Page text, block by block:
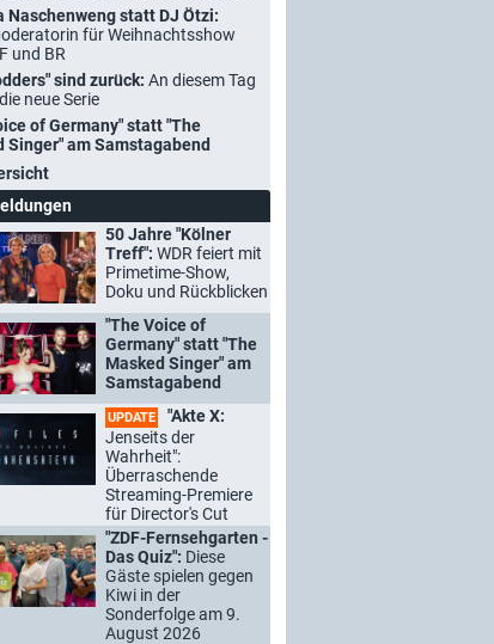
Naschenweng statt DJ Ötzi:
für Weihnachtsshow
und BR
sind zurück: An diesem Tag
neue Serie
of Germany" statt "The
Singer" am Samstagabend
50 Jahre "Kölner
Treff": WDR feiert mit
Primetime-Show,
Doku und Rückblicken
"The Voice of
Germany" statt "The
Masked Singer" am
Samstagabend
UPDATE
"Akte X:
Jenseits der
Wahrheit":
Überraschende
Streaming-Premiere
für Director's Cut
"ZDF-Fernsehgarten -
Das Quiz": Diese
Gäste spielen gegen
Kiwi in der
Sonderfolge am 9.
August 2026